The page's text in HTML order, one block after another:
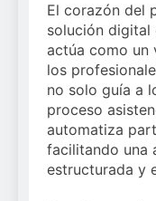
El corazón del
solución digital
actúa como un
los
no solo guía a
proceso
automatiza
facilitando una
estructurada y